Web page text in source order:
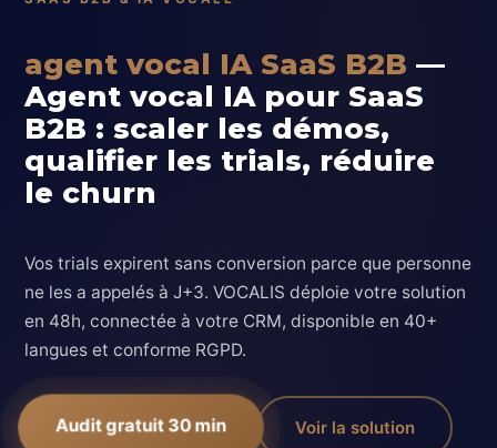
agent vocal IA SaaS B2B —
Agent vocal IA pour SaaS
B2B : scaler les démos,
qualifier les trials, réduire
le churn
Vos trials expirent sans conversion parce que personne
ne les a appelés à J+3. VOCALIS déploie votre solution
en 48h, connectée à votre CRM, disponible en 40+
langues et conforme RGPD.
Audit gratuit 30 min Voir la solution